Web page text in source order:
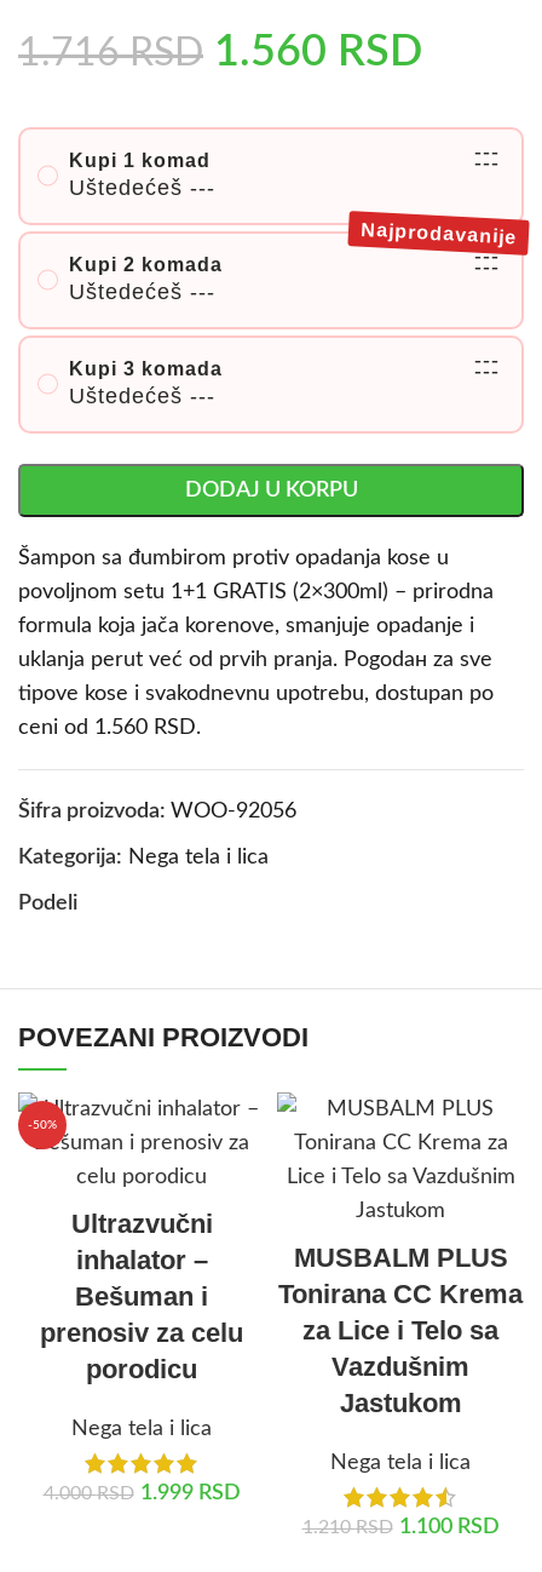
1.716RSD 1.560 RSD
Kupi 1 komad
Uštedećeš ---
---
---
Kupi 2 komada
Uštedećeš ---
---
---
Najprodavanije
Kupi 3 komada
Uštedećeš ---
---
---
DODAJ U KORPU
Šampon sa đumbirom protiv opadanja kose u
povoljnom setu 1+1 GRATIS (2×300ml) – prirodna
formula koja jača korenove, smanjuje opadanje i
uklanja perut već od prvih pranja. Pogodан za sve
tipove kose i svakodnevnu upotrebu, dostupan po
ceni od 1.560 RSD.
Šifra proizvoda: WOO-92056
Kategorija: Nega tela i lica
Podeli
POVEZANI PROIZVODI
-50%
Ultrazvučni
inhalator –
Bešuman i
prenosiv za celu
porodicu
Nega tela i lica
4.000RSD 1.999 RSD
MUSBALM PLUS
Tonirana CC Krema
za Lice i Telo sa
Vazdušnim
Jastukom
Nega tela i lica
1.210RSD 1.100 RSD